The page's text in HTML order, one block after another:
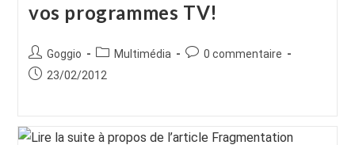
vos programmes TV!
Auteur/autrice
de
Goggio
Post
category:
Multimédia
Commentaires
0 commentaire
Publication
23/02/2012